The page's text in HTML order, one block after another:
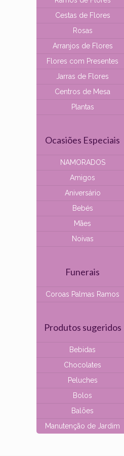
Cestas de Flores
Rosas
Arranjos de Flores
Flores com Presentes
Jarras de Flores
Centros de Mesa
Plantas
Ocasiões Especiais
NAMORADOS
Amigos
Aniversário
Bebés
Mães
Noivas
Funerais
Coroas Palmas Ramos
Produtos sugeridos
Bebidas
Chocolates
Peluches
Bolos
Balões
Manutenção de Jardim